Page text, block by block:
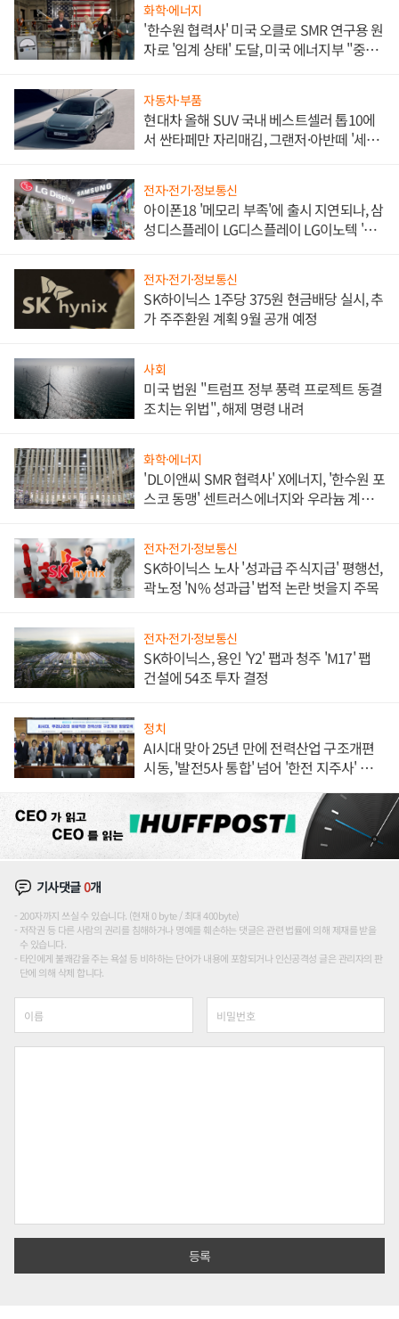
화학·에너지
'한수원 협력사' 미국 오클로 SMR 연구용 원
자로 '임계 상태' 도달, 미국 에너지부 "중요
자동차·부품
현대차 올해 SUV 국내 베스트셀러 톱10에
서 싼타페만 자리매김, 그랜저·아반떼 '세단
전자·전기·정보통신
아이폰18 '메모리 부족'에 출시 지연되나, 삼
성디스플레이 LG디스플레이 LG이노텍 '탈
전자·전기·정보통신
SK하이닉스 1주당 375원 현금배당 실시, 추
가 주주환원 계획 9월 공개 예정
사회
미국 법원 "트럼프 정부 풍력 프로젝트 동결
조치는 위법", 해제 명령 내려
화학·에너지
'DL이앤씨 SMR 협력사' X에너지, '한수원 포
스코 동맹' 센트러스에너지와 우라늄 계약
전자·전기·정보통신
SK하이닉스 노사 '성과급 주식지급' 평행선,
곽노정 'N% 성과급' 법적 논란 벗을지 주목
전자·전기·정보통신
SK하이닉스, 용인 'Y2' 팹과 청주 'M17' 팹
건설에 54조 투자 결정
정치
AI시대 맞아 25년 만에 전력산업 구조개편
시동, '발전5사 통합' 넘어 '한전 지주사' 재편
기사댓글0개
200자까지 쓰실 수 있습니다. (현재 0 byte / 최대 400byte)
저작권 등 다른 사람의 권리를 침해하거나 명예를 훼손하는 댓글은 관련 법률에 의해 제재를 받을
수 있습니다.
타인에게 불쾌감을 주는 욕설 등 비하하는 단어가 내용에 포함되거나 인신공격성 글은 관리자의 판
단에 의해 삭제 합니다.